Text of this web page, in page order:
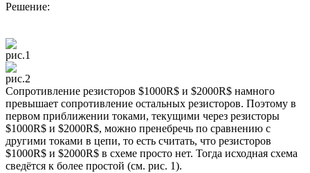
Решение:
рис.1
рис.2
Сопротивление резисторов $1000R$ и $2000R$ намного
превышает сопротивление остальных резисторов. Поэтому в
первом приближении токами, текущими через резисторы
$1000R$ и $2000R$, можно пренебречь по сравнению с
другими токами в цепи, то есть считать, что резисторов
$1000R$ и $2000R$ в схеме просто нет. Тогда исходная схема
сведётся к более простой (см. рис. 1).